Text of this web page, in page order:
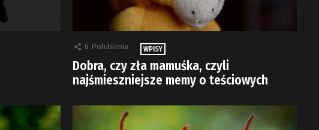
6 Polubienia WPISY
Dobra, czy zła mamuśka, czyli
najśmieszniejsze memy o teściowych